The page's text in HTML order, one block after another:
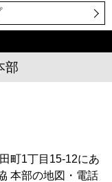
部
町1丁目15-12にあ
本部の地図・電話